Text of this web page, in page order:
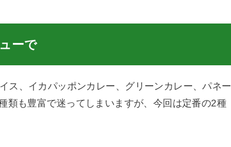
ーで
ス、イカパッポンカレー、グリーンカレー、パネー
類も豊富で迷ってしまいますが、今回は定番の2種